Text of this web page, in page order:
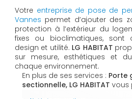
Votre entreprise de pose de
Vannes permet d’ajouter des
protection à l’extérieur du
fixes ou bioclimatiques, sont
design et utilité. LG HABITAT
sur mesure, esthétiques et
chaque environnement.
En plus de ses services : Porte
sectionnelle, LG HABITAT vous